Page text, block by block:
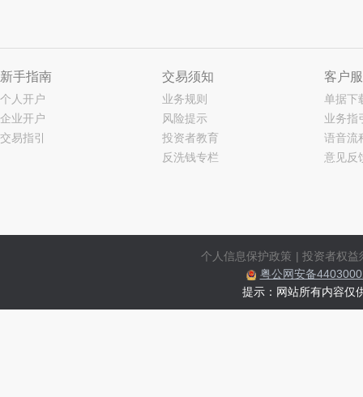
新手指南
个人开户
企业开户
交易指引
交易须知
业务规则
风险提示
投资者教育
反洗钱专栏
客户
单据下
业务指
语音流
意见反
个人信息保护政策 | 投资者权益
粤公网安备
提示：网站所有内容仅